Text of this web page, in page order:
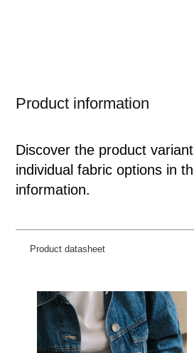
Product information
Discover the product
individual fabric options in
information.
Product datasheet